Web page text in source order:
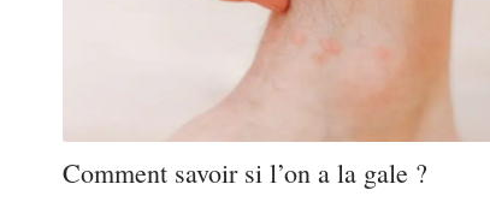
Comment savoir si l’on a la gale ?